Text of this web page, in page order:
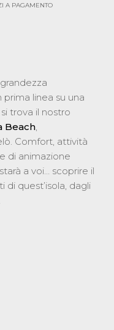
A PAGAMENTO
prima linea su una
trova il nostro
Beach
Comfort, attività
di animazione
a voi… scoprire il
di quest’isola, dagli